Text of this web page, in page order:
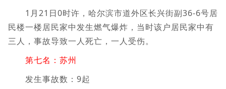
1月21日0时许，哈尔滨市道外区长兴街副36-6号居
民楼一楼居民家中发生燃气爆炸，当时该户居民家中有
三人，事故导致一人死亡，一人受伤。
第七名：苏州
发生事故数：9起